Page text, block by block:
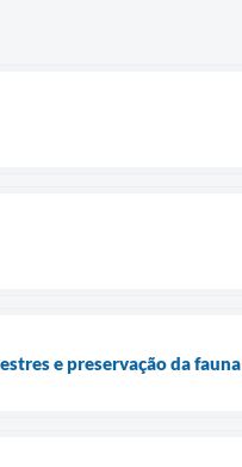
e preservação da fauna